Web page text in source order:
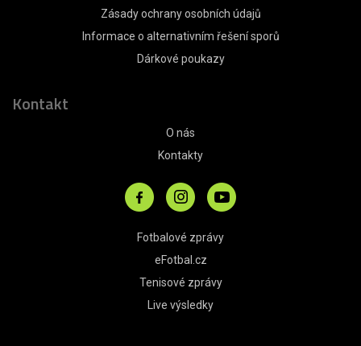
Zásady ochrany osobních údajů
Informace o alternativním řešení sporů
Dárkové poukazy
Kontakt
O nás
Kontakty
Fotbalové zprávy
eFotbal.cz
Tenisové zprávy
Live výsledky